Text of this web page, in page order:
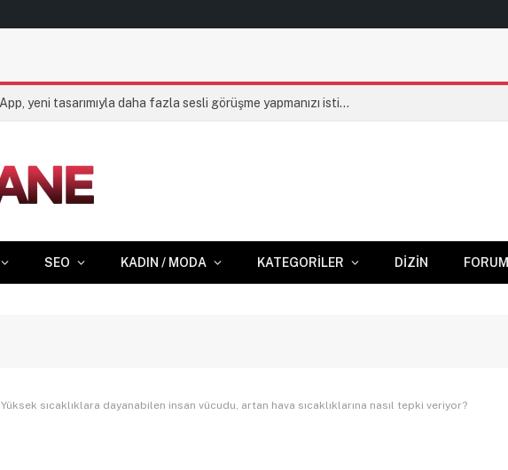
WhatsApp, yeni tasarımıyla daha fazla sesli görüşme yapmanızı istiyor
SEO KADIN / MODA KATEGORILER DIZIN FORUM
Yüksek sıcaklıklara dayanabilen insan vücudu, artan hava sıcaklıklarına nasıl tepki veriyor?